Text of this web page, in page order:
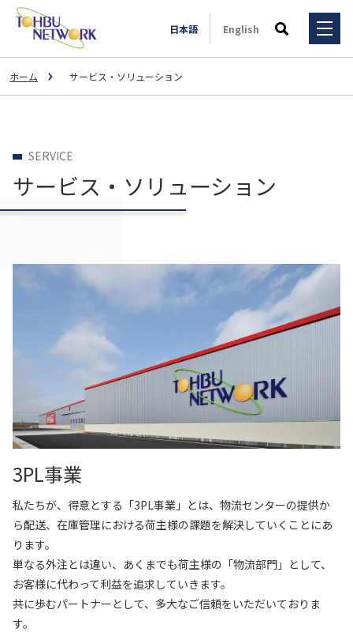
サービス・ソリューション
3PL事業
輸送マッチング事業
特殊輸送事業
自動車整備事業
事例一覧
ボレーション事業）
大手飲料メーカーU社の子会社様
荷主様と外部倉庫のマッチング
トレーラーによる大型輸送：大手飲料メーカー様（複数
社）
スワップ輸送による働き方改善と輸送効率向上：大手飲料
バラセメント：大手セメントメーカーU社様
ケミカル（危険物及び毒劇物等の化学物質）：化学品総合
物流会社N社様
産業用ガス（液化酸素、液化窒素、液化アルゴンなど）：
大手産業ガスメーカーN社様
全国拠点
会社情報
東部ネットワークの歩み
企業理念
会社概要
役員一覧
グループ企業
紹介動画
IR情報
長期ビジョン
中期経営計画
個人投資家の皆さまへ
IRメール配信サービス
IRカレンダー
ニュース一覧
コーポレート・ガバナンス
採用情報
弊社の事業やサービスに関しまして、
日本語 English
ホーム サービス・ソリューション
SERVICE
サービス・ソリューション
3PL事業
私たちが、得意とする「3PL事業」とは、物流センターの提供か
ら配送、在庫管理における荷主様の課題を解決していくことにあ
ります。
単なる外注とは違い、あくまでも荷主様の「物流部門」として、
お客様に代わって利益を追求していきます。
共に歩むパートナーとして、多大なご信頼をいただいておりま
す。